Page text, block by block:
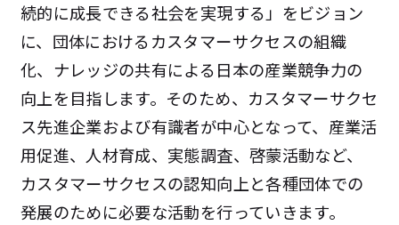
続的に成長できる社会を実現する」をビジョン
に、団体におけるカスタマーサクセスの組織
化、ナレッジの共有による日本の産業競争力の
向上を目指します。そのため、カスタマーサクセ
ス先進企業および有識者が中心となって、産業活
用促進、人材育成、実態調査、啓蒙活動など、
カスタマーサクセスの認知向上と各種団体での
発展のために必要な活動を行っていきます。